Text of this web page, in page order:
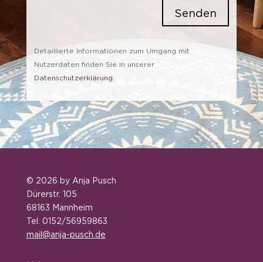
Senden
Detaillierte Informationen zum Umgang mit
Nutzerdaten finden Sie in unserer
Datenschutzerklärung
© 2026 by Anja Pusch
Dürerstr. 105
68163 Mannheim
Tel. 0152/56959863
mail@anja-pusch.de